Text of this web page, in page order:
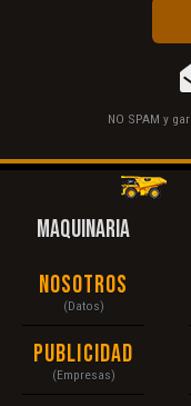
NO SPAM y
MAQUINARIA
Nosotros
(Datos)
Publicidad
(Empresas)